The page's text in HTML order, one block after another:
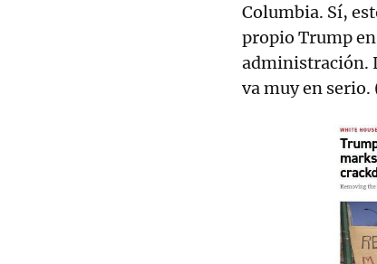
Columbia. Sí,
propio Trump en
administración.
va muy en serio.